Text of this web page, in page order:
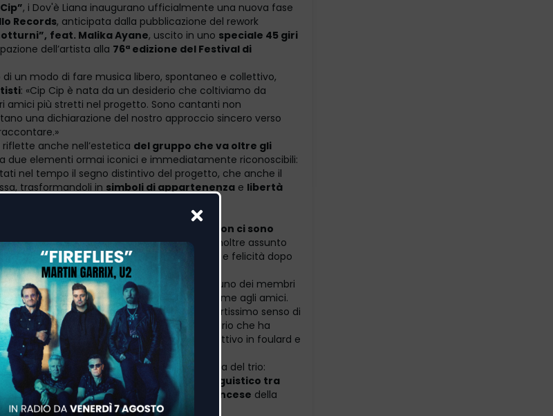
, i Dov'è Liana inaugurano ufficialmente una nuova fase
Records, anticipata dalla pubblicazione del rework
feat. Malika Ayane, uscito in uno speciale 45 giri
dell’artista alla 76ª edizione del Festival di
un modo di fare musica libero, spontaneo e collettivo,
: «Cip Cip è nata da un desiderio che coltiviamo da
amici più stretti nel progetto. Sono cantanti non
una dichiarazione del nostro approccio sincero verso
anche nell’estetica del gruppo che va oltre gli
due elementi ormai iconici e immediatamente riconoscibili:
nel tempo il segno distintivo del progetto, che anche il
trasformandoli in simboli di appartenenza e libertà
racchiude l’anima artistica del gruppo «
Non ci sono
record my love» che per i Dov’è Liana ha inoltre assunto
al loro bisogno di esprimere gratitudine e felicità dopo
da una lunga pausa.
questa idea: è un disegno realizzato da uno dei membri
la sessione di registrazione di "Cip Cip" insieme agli amici.
nel videoclip, che mette in risalto il fortissimo senso di
dei Dov’è Liana ai valori e all’immaginario che ha
trio francese, e che esplode in un coro collettivo in foulard e
un ritorno che riflette pienamente l’essenza del trio:
dal
french touch,arricchita da un
mix linguistico tra
che esprime ladoppia anima italo-francese della